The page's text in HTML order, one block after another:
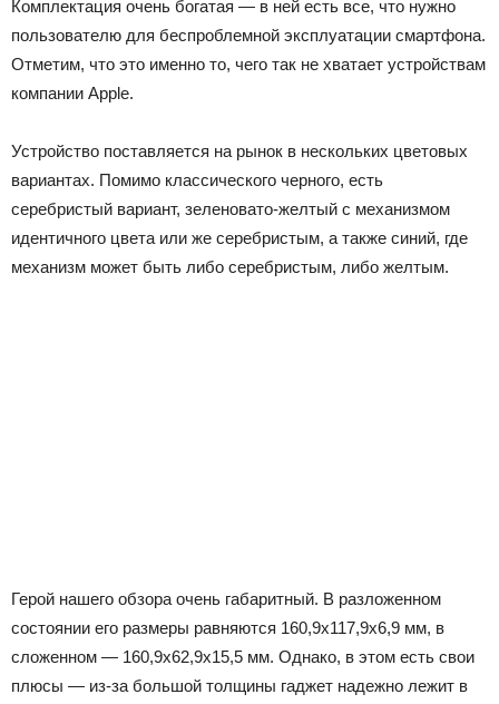
Комплектация очень богатая — в ней есть все, что нужно
пользователю для беспроблемной эксплуатации смартфона.
Отметим, что это именно то, чего так не хватает устройствам
компании Apple.
Устройство поставляется на рынок в нескольких цветовых
вариантах. Помимо классического черного, есть
серебристый вариант, зеленовато-желтый с механизмом
идентичного цвета или же серебристым, а также синий, где
механизм может быть либо серебристым, либо желтым.
Герой нашего обзора очень габаритный. В разложенном
состоянии его размеры равняются 160,9х117,9х6,9 мм, в
сложенном — 160,9х62,9х15,5 мм. Однако, в этом есть свои
плюсы — из-за большой толщины гаджет надежно лежит в